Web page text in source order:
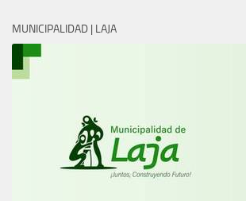
MUNICIPALIDAD | LAJA